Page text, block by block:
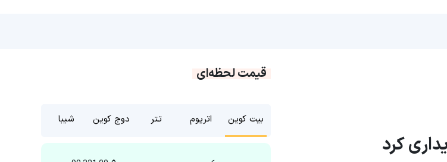
قیمت لحظه‌ای
بیت کوین اتریوم تتر دوج کوین شیبا